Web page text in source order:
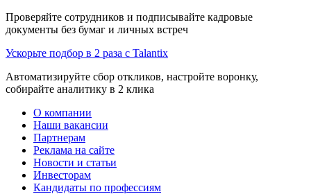
Проверяйте сотрудников и подписывайте кадровые
документы без бумаг и личных встреч
Ускорьте подбор в 2 раза с Talantix
Автоматизируйте сбор откликов, настройте воронку,
собирайте аналитику в 2 клика
О компании
Наши вакансии
Партнерам
Реклама на сайте
Новости и статьи
Инвесторам
Кандидаты по профессиям